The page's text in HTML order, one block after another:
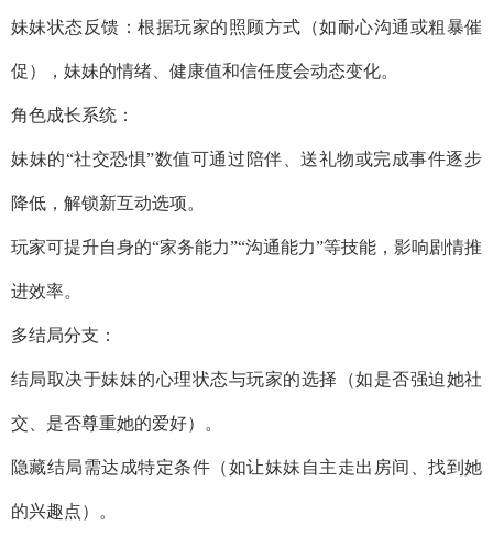
妹妹状态反馈：根据玩家的照顾方式（如耐心沟通或粗暴催
促），妹妹的情绪、健康值和信任度会动态变化。
角色成长系统：
妹妹的“社交恐惧”数值可通过陪伴、送礼物或完成事件逐步
降低，解锁新互动选项。
玩家可提升自身的“家务能力”“沟通能力”等技能，影响剧情推
进效率。
多结局分支：
结局取决于妹妹的心理状态与玩家的选择（如是否强迫她社
交、是否尊重她的爱好）。
隐藏结局需达成特定条件（如让妹妹自主走出房间、找到她
的兴趣点）。